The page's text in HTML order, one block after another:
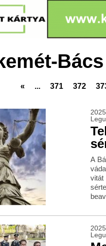
Bács
« ... 371 372
A
vitát